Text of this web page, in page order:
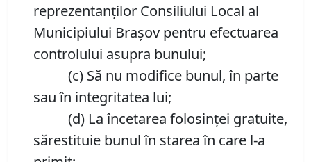
reprezentanților Consiliului Local al
Municipiului Brașov pentru efectuarea
controlului asupra bunului;
(c) Să nu modifice bunul, în parte
sau în integritatea lui;
(d) La încetarea folosinței gratuite,
sărestituie bunul în starea în care l-a